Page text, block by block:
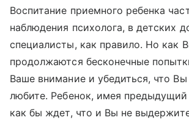
Воспитание приемного ребенка
наблюдения психолога, в детских
специалисты, как правило. Но как
продолжаются бесконечные
Ваше внимание и убедиться, что
любите. Ребенок, имея
как бы ждет, что и Вы не